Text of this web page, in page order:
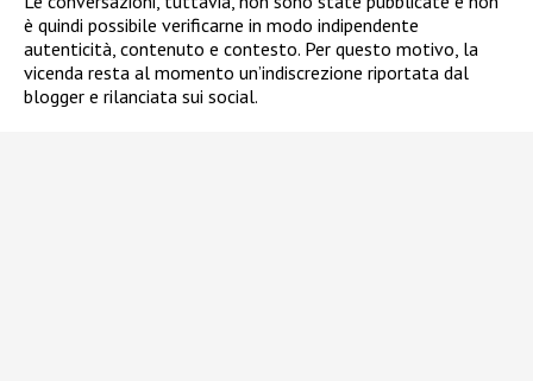
è quindi possibile verificarne in modo indipendente
autenticità, contenuto e contesto. Per questo motivo, la
vicenda resta al momento un’indiscrezione riportata dal
blogger e rilanciata sui social.